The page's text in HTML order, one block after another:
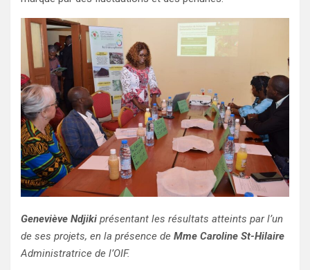
Geneviève Ndjiki présentant les résultats atteints par l’un
de ses projets, en la présence de Mme Caroline St-Hilaire
Administratrice de l’OIF.